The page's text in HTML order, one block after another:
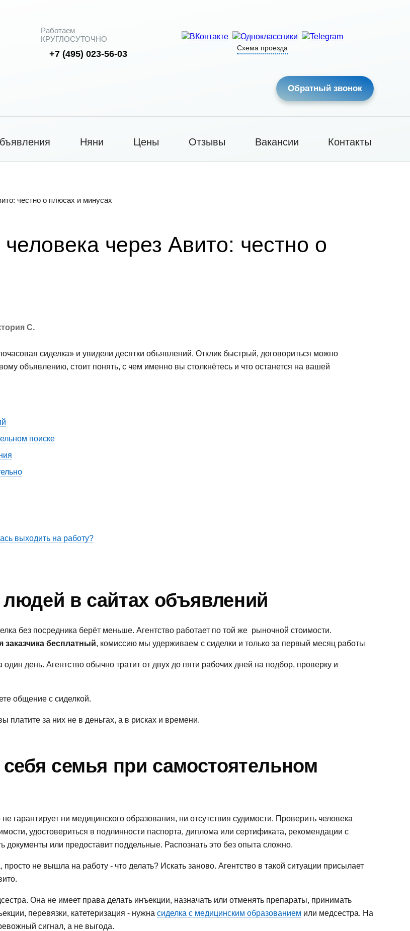
Работаем
КРУГЛОСУТОЧНО
+7 (495) 023-56-03
Схема проезда
Обратный звонок
Няни Цены Отзывы Вакансии Контакты
честно о плюсах и минусах
через Авито: честно о
С.
сиделка» и увидели десятки объявлений. Отклик быстрый, договориться можно
объявлению, стоит понять, с чем именно вы столкнётесь и что останется на вашей
поиске
выходить на работу?
в сайтах объявлений
без посредника берёт меньше. Агентство работает по той же рыночной стоимости.
заказчика бесплатный, комиссию мы удерживаем с сиделки и только за первый месяц работы
день. Агентство обычно тратит от двух до пяти рабочих дней на подбор, проверку и
общение с сиделкой.
за них не в деньгах, а в рисках и времени.
семья при самостоятельном
гарантирует ни медицинского образования, ни отсутствия судимости. Проверить человека
удостовериться в подлинности паспорта, диплома или сертификата, рекомендации с
документы или предоставит поддельные. Распознать это без опыта сложно.
не вышла на работу - что делать? Искать заново. Агентство в такой ситуации присылает
Она не имеет права делать инъекции, назначать или отменять препараты, принимать
перевязки, катетеризация - нужна сиделка с медицинским образованием или медсестра. На
сигнал, а не выгода.